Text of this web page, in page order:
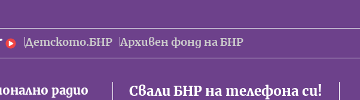
Детското.БНР Архивен фонд на БНР
радио Свали БНР на телефона си!